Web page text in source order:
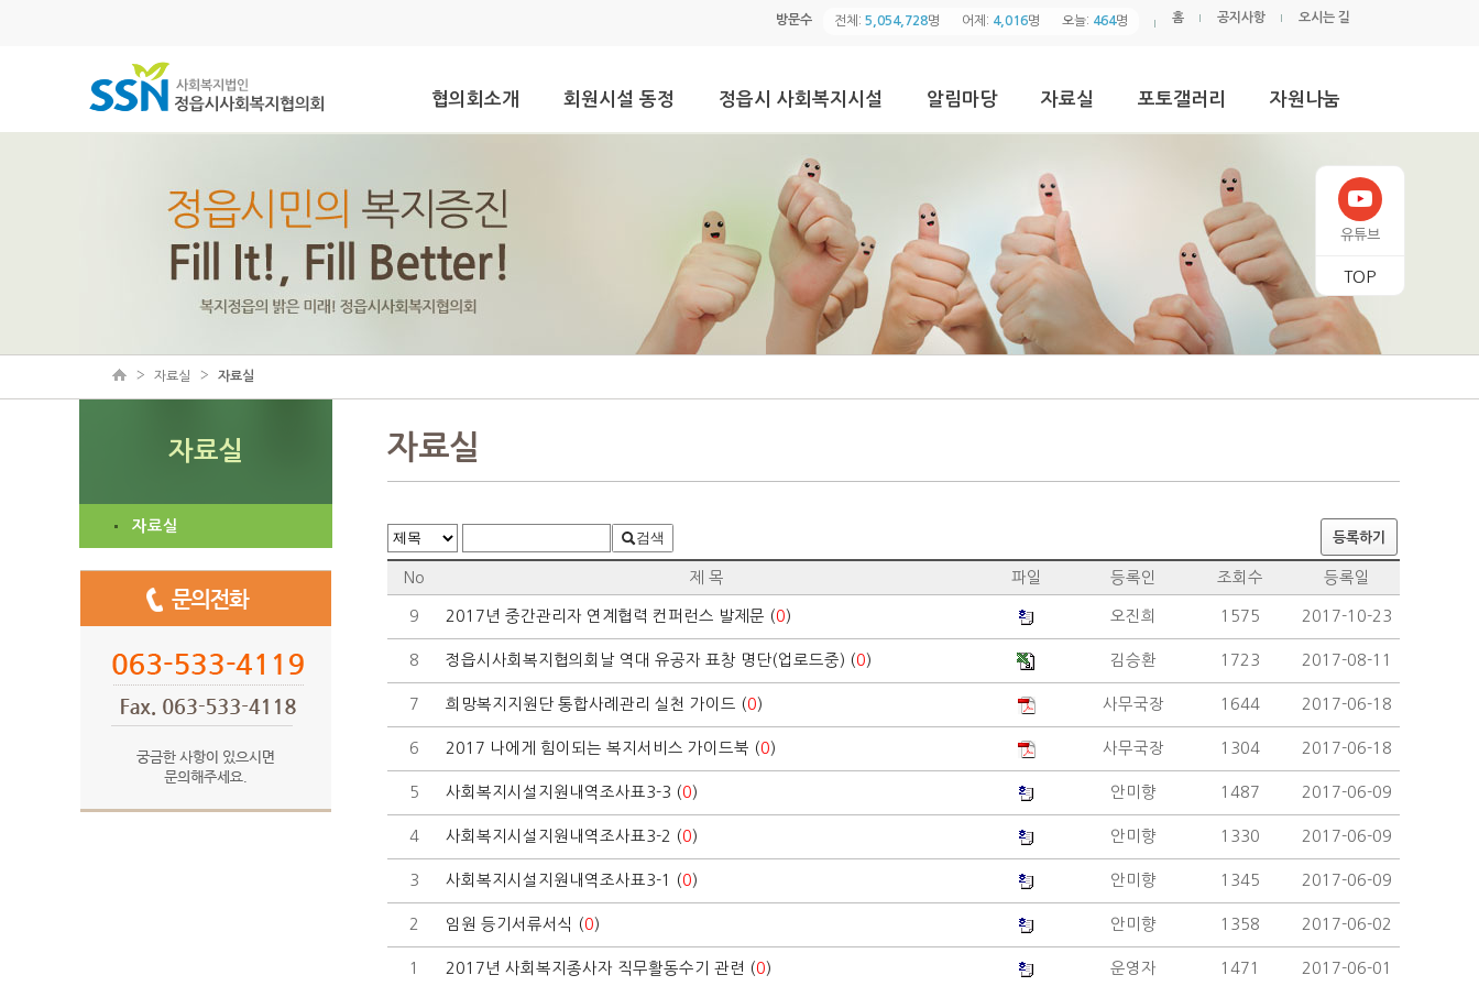
유튜브
TOP
방문수 전체: 5,054,728명 어제: 4,016명 오늘: 464명 홈 공지사항 오시는 길
협의회소개 회원시설 동정 정읍시 사회복지시설 알림마당 자료실 포토갤러리 자원나눔
자료실 자료실
자료실
자료실
자료실
검색 등록하기
No 제 목 파일 등록인 조회수 등록일
9 2017년 중간관리자 연계협력 컨퍼런스 발제문 (0) 오진희 1575 2017-10-23
8 정읍시사회복지협의회날 역대 유공자 표창 명단(업로드중) (0) 김승환 1723 2017-08-11
7 희망복지지원단 통합사례관리 실천 가이드 (0) 사무국장 1644 2017-06-18
6 2017 나에게 힘이되는 복지서비스 가이드북 (0) 사무국장 1304 2017-06-18
5 사회복지시설지원내역조사표3-3 (0) 안미향 1487 2017-06-09
4 사회복지시설지원내역조사표3-2 (0) 안미향 1330 2017-06-09
3 사회복지시설지원내역조사표3-1 (0) 안미향 1345 2017-06-09
2 임원 등기서류서식 (0) 안미향 1358 2017-06-02
1 2017년 사회복지종사자 직무활동수기 관련 (0) 운영자 1471 2017-06-01